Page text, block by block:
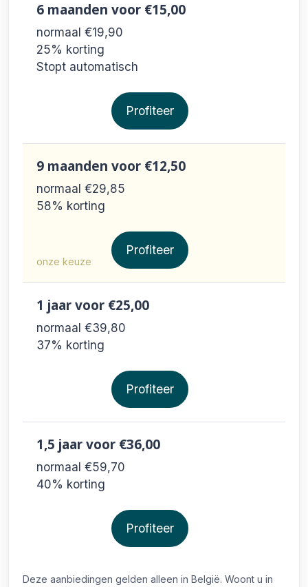
6 maanden voor €15,00
normaal €19,90
25% korting
Stopt automatisch
Profiteer
onze keuze
9 maanden voor €12,50
normaal €29,85
58% korting
Profiteer
1 jaarvoor €25,00
normaal €39,80
37% korting
Profiteer
1,5 jaarvoor €36,00
normaal €59,70
40% korting
Profiteer
Deze aanbiedingen gelden alleen in België. Woont u in